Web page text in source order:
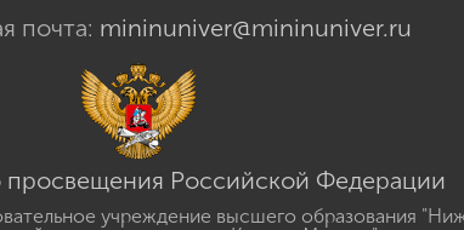
почта: mininuniver@mininuniver.ru
Российской Федерации
учреждение высшего образования